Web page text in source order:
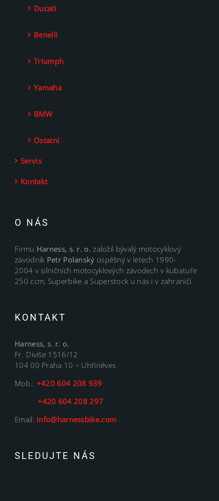
Ducati
Benelli
Triumph
Yamaha
BMW
Ostatní
Servis
Kontakt
O NÁS
Firmu Harness, s. r. o.založil bývalý motocyklový
závodník Petr Polanský úspěšný v letech 1990-
2004 v silničních motocyklových závodech v kubatuře
250 ccm, Superbike a Superstock u nás i v zahraničí.
KONTAKT
Harness, s. r. o.
Fr. Diviše 1516/12
104 00 Praha 10 – Uhříněves
Mob.: +420 604 208 939
+420 604 208 297
Email: info@harnessbike.com
SLEDUJTE NÁS